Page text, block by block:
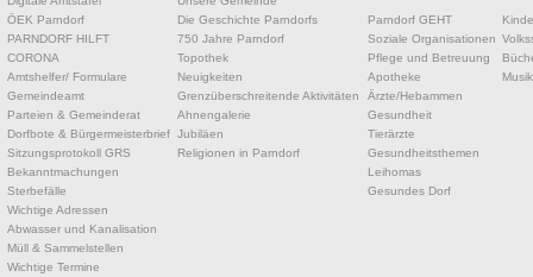
ÖEK Parndorf
PARNDORF HILFT
CORONA
Amtshelfer/ Formulare
Gemeindeamt
Parteien & Gemeinderat
Dorfbote & Bürgermeisterbrief
Sitzungsprotokoll GRS
Bekanntmachungen
Sterbefälle
Wichtige Adressen
Abwasser und Kanalisation
Müll & Sammelstellen
Wichtige Termine
Die Geschichte Parndorfs
750 Jahre Parndorf
Topothek
Neuigkeiten
Grenzüberschreitende Aktivitäten
Ahnengalerie
Jubiläen
Religionen in Parndorf
Parndorf GEHT
Soziale Organisationen
Pflege und Betreuung
Apotheke
Ärzte/Hebammen
Gesundheit
Tierärzte
Gesundheitsthemen
Leihomas
Gesundes Dorf